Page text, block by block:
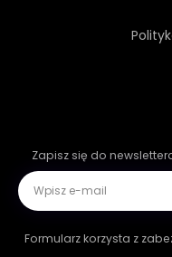
Zapisz się do
Formularz korzysta z